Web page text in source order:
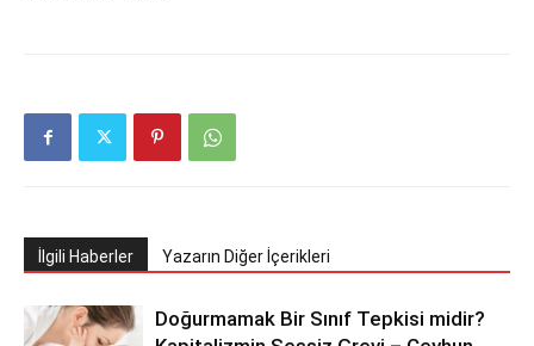
İlgili Haberler Yazarın Diğer İçerikleri
Doğurmamak Bir Sınıf Tepkisi midir?